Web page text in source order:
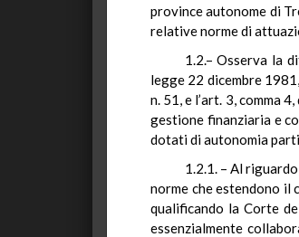
province autonome di
relative norme di
1.2.– Osserva la
legge 22 dicembre
n. 51, e l’art. 3, comma
gestione finanziaria e
dotati di autonomia
1.2.1. – Al
norme che estendono il
qualificando la Corte
essenzialmente